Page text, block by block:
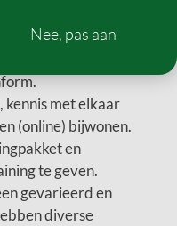
jij een prachtige
levert.
kennis met elkaar
(online) bijwonen.
en
te geven.
gevarieerd en
diverse
Nee, pas aan